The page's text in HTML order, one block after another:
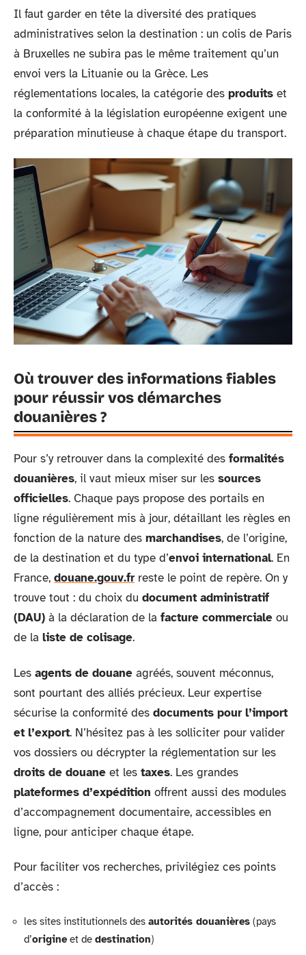
Il faut garder en tête la diversité des pratiques
administratives selon la destination : un colis de Paris
à Bruxelles ne subira pas le même traitement qu’un
envoi vers la Lituanie ou la Grèce. Les
réglementations locales, la catégorie des produits et
la conformité à la législation européenne exigent une
préparation minutieuse à chaque étape du transport.
Où trouver des informations fiables
pour réussir vos démarches
douanières ?
Pour s’y retrouver dans la complexité des formalités
douanières, il vaut mieux miser sur les sources
officielles. Chaque pays propose des portails en
ligne régulièrement mis à jour, détaillant les règles en
fonction de la nature des marchandises, de l’origine,
de la destination et du type d’envoi international. En
France, douane.gouv.fr reste le point de repère. On y
trouve tout : du choix du document administratif
(DAU) à la déclaration de la facture commerciale ou
de la liste de colisage.
Les agents de douane agréés, souvent méconnus,
sont pourtant des alliés précieux. Leur expertise
sécurise la conformité des documents pour l’import
et l’export. N’hésitez pas à les solliciter pour valider
vos dossiers ou décrypter la réglementation sur les
droits de douane et les taxes. Les grandes
plateformes d’expédition offrent aussi des modules
d’accompagnement documentaire, accessibles en
ligne, pour anticiper chaque étape.
Pour faciliter vos recherches, privilégiez ces points
d’accès :
les sites institutionnels des autorités douanières (pays
d’origineet de destination)